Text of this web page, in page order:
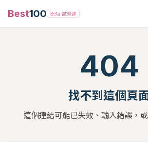
Best100 Beta 試營運
404
找不到這個頁
這個連結可能已失效、輸入錯誤，